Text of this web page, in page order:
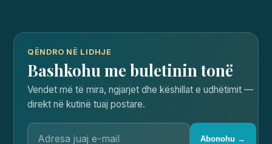
QËNDRO NË LIDHJE
Bashkohu me buletinin tonë
Vendet më të mira, ngjarjet dhe këshillat e udhëtimit —
direkt në kutinë tuaj postare.
Abonohu →